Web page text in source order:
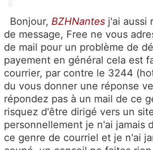
Bonjour, BZHNantes j'ai aussi
de message, Free ne vous
de mail pour un problème de
payement en général cela est
courrier, par contre le 3244
du vous donner une réponse
répondez pas à un mail de ce
risquez d'être dirigé vers un
personnellement je n'ai jamais
ce genre de courriel et je n'ai